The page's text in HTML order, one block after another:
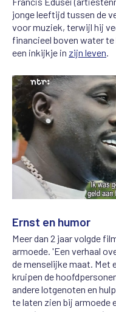
jonge leeftijd tussen de
voor muziek, terwijl hij
financieel boven water
een inkijkje in zijn leven
Ernst en humor
Meer dan 2 jaar volgde
armoede. 'Een verhaal
de menselijke maat. Met
kruipen de
andere lotgenoten en
te laten zien bij armoede